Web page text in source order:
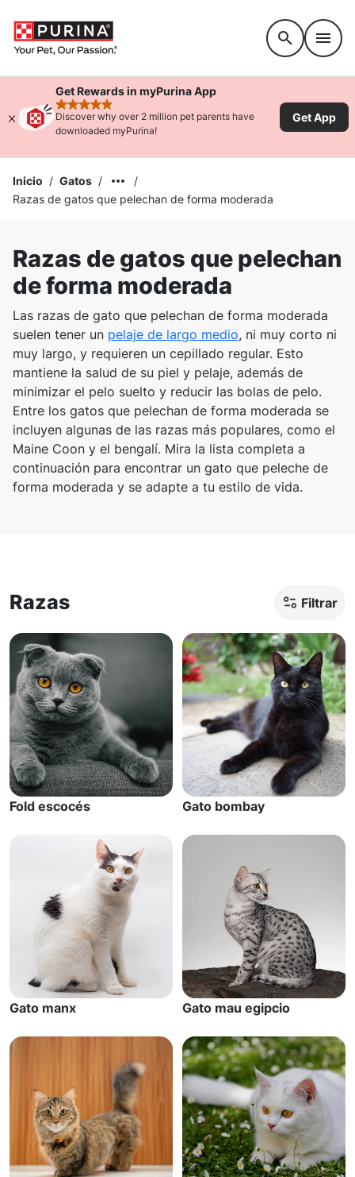
Get Rewards in myPurina App
rated 4.9 stars
Discover why over 2 million pet parents have
downloaded myPurina!
Get App
Inicio / Gatos /
/
Razas de gatos que pelechan de forma moderada
Razas de gatos que pelechan
de forma moderada
Las razas de gato que pelechan de forma moderada
suelen tener un pelaje de largo medio, ni muy corto ni
muy largo, y requieren un cepillado regular. Esto
mantiene la salud de su piel y pelaje, además de
minimizar el pelo suelto y reducir las bolas de pelo.
Entre los gatos que pelechan de forma moderada se
incluyen algunas de las razas más populares, como el
Maine Coon y el bengalí. Mira la lista completa a
continuación para encontrar un gato que peleche de
forma moderada y se adapte a tu estilo de vida.
Razas Filtrar
Fold escocés Gato bombay
Gato manx Gato mau egipcio